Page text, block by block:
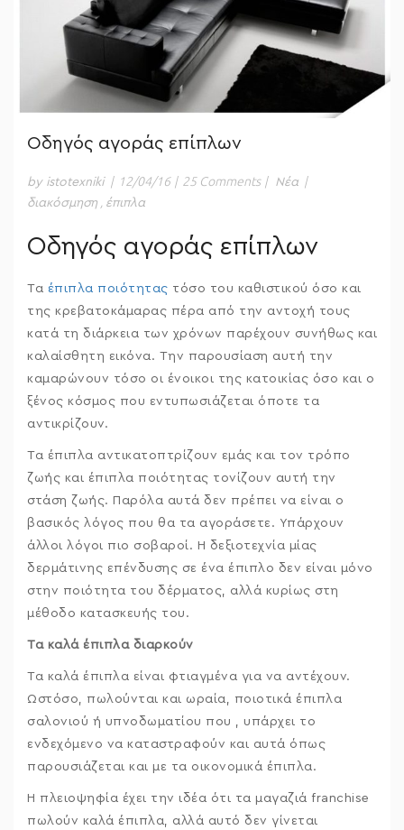
Οδηγός αγοράς επίπλων
by istotexniki | 12/04/16 | 25 Comments | Νέα |
διακόσμηση έπιπλα
Οδηγός αγοράς επίπλων
Τα έπιπλα ποιότητας τόσο του καθιστικού όσο και
της κρεβατοκάμαρας πέρα από την αντοχή τους
κατά τη διάρκεια των χρόνων παρέχουν συνήθως και
καλαίσθητη εικόνα. Την παρουσίαση αυτή την
καμαρώνουν τόσο οι ένοικοι της κατοικίας όσο και ο
ξένος κόσμος που εντυπωσιάζεται όποτε τα
αντικρίζουν.
Τα έπιπλα αντικατοπτρίζουν εμάς και τον τρόπο
ζωής και έπιπλα ποιότητας τονίζουν αυτή την
στάση ζωής. Παρόλα αυτά δεν πρέπει να είναι ο
βασικός λόγος που θα τα αγοράσετε. Υπάρχουν
άλλοι λόγοι πιο σοβαροί. Η δεξιοτεχνία μίας
δερμάτινης επένδυσης σε ένα έπιπλο δεν είναι μόνο
στην ποιότητα του δέρματος, αλλά κυρίως στη
μέθοδο κατασκευής του.
Τα καλά έπιπλα διαρκούν
Τα καλά έπιπλα είναι φτιαγμένα για να αντέχουν.
Ωστόσο, πωλούνται και ωραία, ποιοτικά έπιπλα
σαλονιού ή υπνοδωματίου που , υπάρχει το
ενδεχόμενο να καταστραφούν και αυτά όπως
παρουσιάζεται και με τα οικονομικά έπιπλα.
Η πλειοψηφία έχει την ιδέα ότι τα μαγαζιά franchise
πωλούν καλά έπιπλα, αλλά αυτό δεν γίνεται